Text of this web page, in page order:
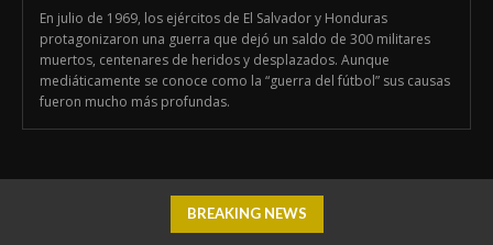
En julio de 1969, los ejércitos de El Salvador y Honduras
protagonizaron una guerra que dejó un saldo de 300 militares
muertos, centenares de heridos y desplazados. Aunque
mediáticamente se conoce como la “guerra del fútbol” sus causas
fueron mucho más profundas.
BREAKING NEWS